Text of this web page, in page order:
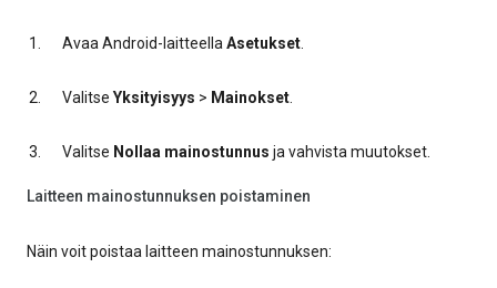
Avaa Android-laitteellaAsetukset.
Valitse Yksityisyys > Mainokset.
Valitse Nollaa mainostunnus ja vahvista muutokset.
Laitteen mainostunnuksen poistaminen
Näin voit poistaa laitteen mainostunnuksen: